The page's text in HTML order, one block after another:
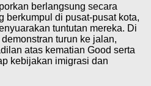
berlangsung secara
berkumpul di pusat-pusat kota,
tuntutan mereka. Di
turun ke jalan,
atas kematian Good serta
kebijakan imigrasi dan